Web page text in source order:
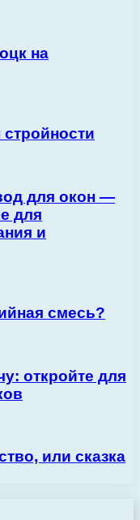
на
для окон —
для
и
смесь?
откройте для
или сказка